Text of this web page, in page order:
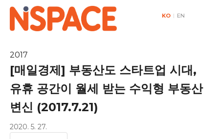
KO | EN
2017
[매일경제] 부동산도 스타트업 시대,
유휴 공간이 월세 받는 수익형 부동산
변신 (2017.7.21)
2020. 5. 27.